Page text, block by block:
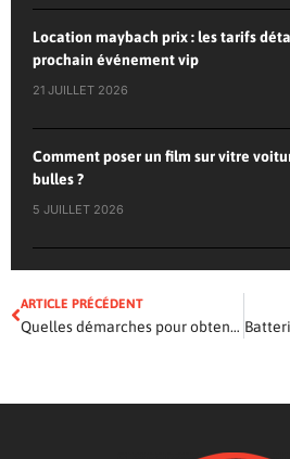
Location maybach prix : les tarifs
prochain événement vip
21 JUILLET 2026
Comment poser un film sur vitre
bulles ?
5 JUILLET 2026
ARTICLE PRÉCÉDENT
Quelles démarches pour obtenir une carte grise ?